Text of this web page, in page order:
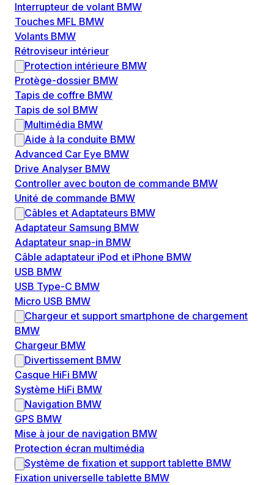
Interrupteur de volant BMW
Touches MFL BMW
Volants BMW
Rétroviseur intérieur
Protection intérieure BMW
Protège-dossier BMW
Tapis de coffre BMW
Tapis de sol BMW
Multimédia BMW
Aide à la conduite BMW
Advanced Car Eye BMW
Drive Analyser BMW
Controller avec bouton de commande BMW
Unité de commande BMW
Câbles et Adaptateurs BMW
Adaptateur Samsung BMW
Adaptateur snap-in BMW
Câble adaptateur iPod et iPhone BMW
USB BMW
USB Type-C BMW
Micro USB BMW
Chargeur et support smartphone de chargement
BMW
Chargeur BMW
Divertissement BMW
Casque HiFi BMW
Système HiFi BMW
Navigation BMW
GPS BMW
Mise à jour de navigation BMW
Protection écran multimédia
Système de fixation et support tablette BMW
Fixation universelle tablette BMW